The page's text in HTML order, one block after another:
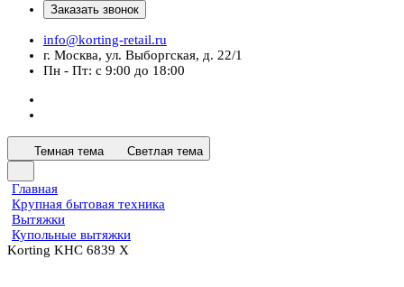
Заказать звонок
info@korting-retail.ru
г. Москва, ул. Выборгская, д. 22/1
Пн - Пт: с 9:00 до 18:00
Темная тема Светлая тема
Главная
Крупная бытовая техника
Вытяжки
Купольные вытяжки
Korting KHC 6839 X